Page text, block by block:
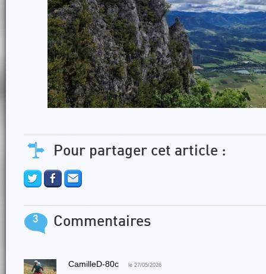
Pour partager cet article :
3 Commentaires
CamilleD-80c le 27/05/2026